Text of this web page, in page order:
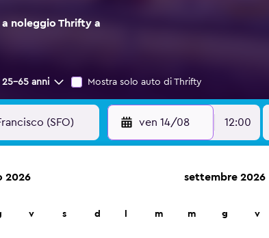
noleggio Thrifty a
25-65 anni Mostra solo auto di Thrifty
ven 14/08 12:00
2026
v s d
settembre 2026
m m g v